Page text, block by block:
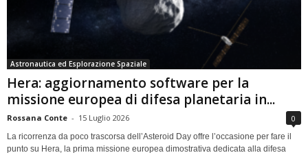
Astronautica ed Esplorazione Spaziale
Hera: aggiornamento software per la
missione europea di difesa planetaria in...
Rossana Conte - 15 Luglio 2026 0
La ricorrenza da poco trascorsa dell’Asteroid Day offre l’occasione per fare il
punto su Hera, la prima missione europea dimostrativa dedicata alla difesa